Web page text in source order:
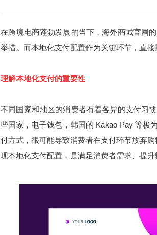
在跨境电商蓬勃发展的当下，海外商城官网
举措。而本地化支付配置作为关键环节，直
理解本地化支付的重要性
不同国家和地区的消费者有着各异的支付习
些国家，电子钱包，韩国的 Kakao Pay 等极
付方式，很可能导致消费者在支付环节放弃
现本地化支付配置，是满足消费者需求、提